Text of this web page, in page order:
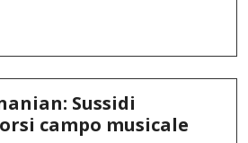
Sussidi
campo musicale